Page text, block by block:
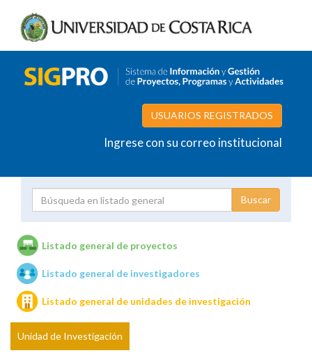
USUARIOS REGISTRADOS
Ingrese con su correo institucional
Unidades de investigación
Listado general de proyectos
Listado general de investigadores
Listado general de unidades de investigación
Unidad de Investigación